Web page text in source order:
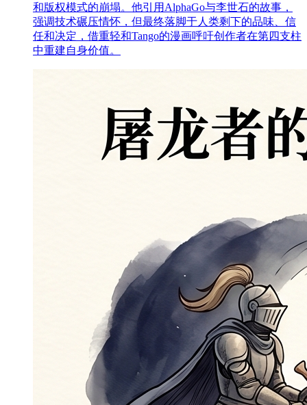
和版权模式的崩塌。他引用AlphaGo与李世石的故事，
强调技术碾压情怀，但最终落脚于人类剩下的品味、信
任和决定，借重轻和Tango的漫画呼吁创作者在第四支柱
中重建自身价值。